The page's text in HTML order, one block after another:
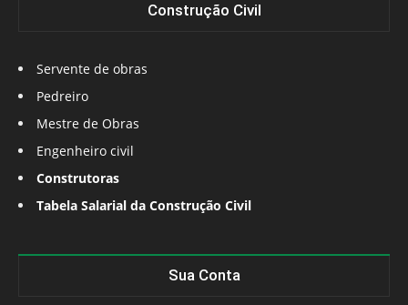
Construção Civil
Servente de obras
Pedreiro
Mestre de Obras
Engenheiro civil
Construtoras
Tabela Salarial da Construção Civil
Sua Conta